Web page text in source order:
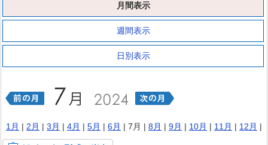
月間表示
週間表示
日別表示
1月 | 2月 | 3月 | 4月 | 5月 | 6月 | 7月 | 8月 | 9月 | 10月 | 11月 | 12月 |